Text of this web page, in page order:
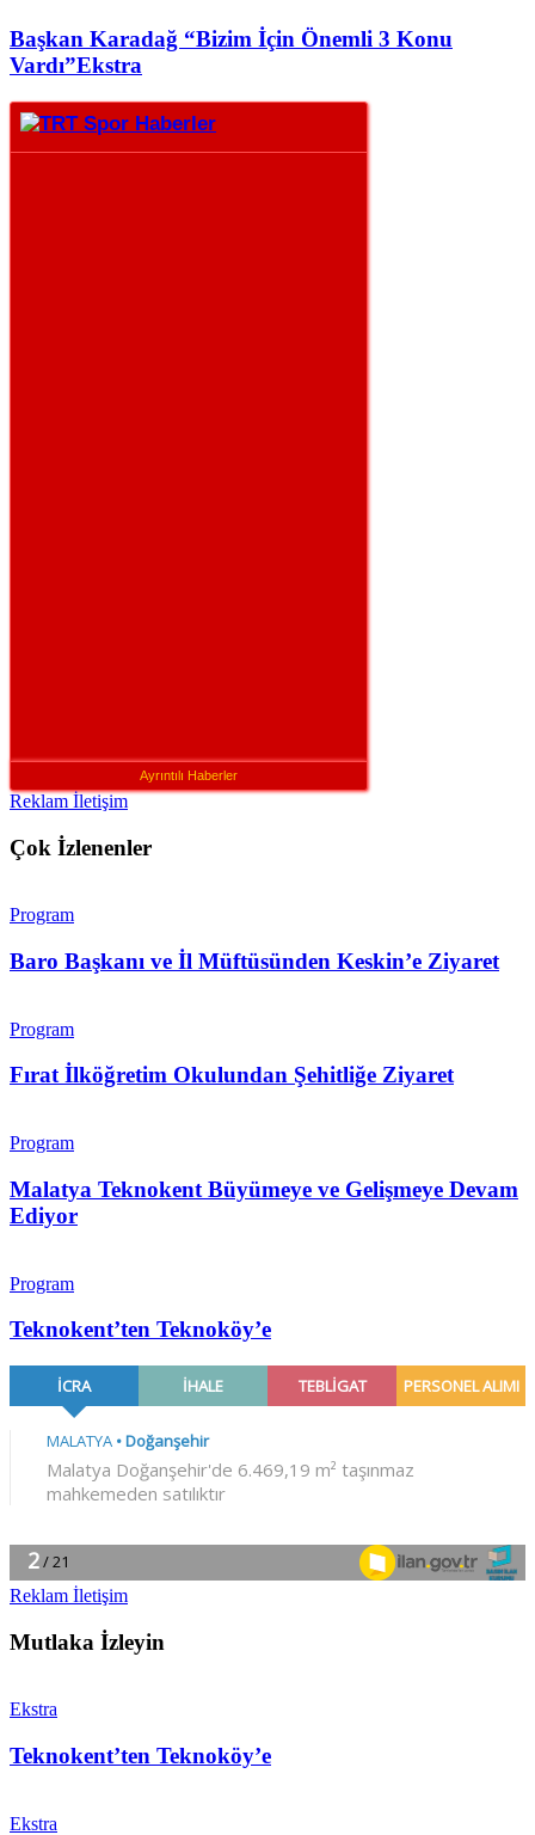
Başkan Karadağ “Bizim İçin Önemli 3 Konu
Vardı”Ekstra
Ayrıntılı Haberler
Reklam İletişim
Çok İzlenenler
Program
Baro Başkanı ve İl Müftüsünden Keskin’e Ziyaret
Program
Fırat İlköğretim Okulundan Şehitliğe Ziyaret
Program
Malatya Teknokent Büyümeye ve Gelişmeye Devam
Ediyor
Program
Teknokent’ten Teknoköy’e
Reklam İletişim
Mutlaka İzleyin
Ekstra
Teknokent’ten Teknoköy’e
Ekstra